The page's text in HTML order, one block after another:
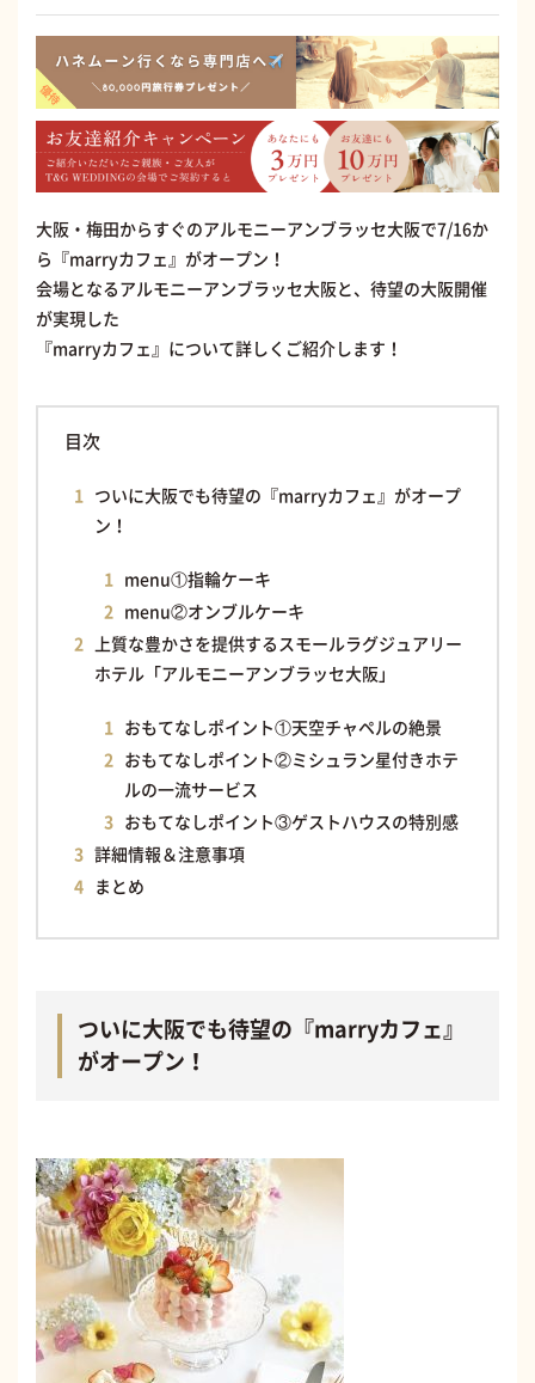
大阪・梅田からすぐのアルモニーアンブラッセ大阪で7/16か
ら『marryカフェ』がオープン！
会場となるアルモニーアンブラッセ大阪と、待望の大阪開催
が実現した
『marryカフェ』について詳しくご紹介します！
目次
ついに大阪でも待望の『marryカフェ』がオープ
ン！
menu①指輪ケーキ
menu②オンブルケーキ
上質な豊かさを提供するスモールラグジュアリー
ホテル「アルモニーアンブラッセ大阪」
おもてなしポイント①天空チャペルの絶景
おもてなしポイント②ミシュラン星付きホテ
ルの一流サービス
おもてなしポイント③ゲストハウスの特別感
詳細情報＆注意事項
まとめ
ついに大阪でも待望の『marryカフェ』
がオープン！